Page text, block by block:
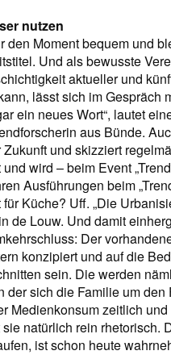
nutzen
den Moment bequem und
Und als bewusste
aktueller und
lässt sich im Gespräch
ein neues Wort“, lautet
aus Bünde.
und skizziert
wird – beim Event
Ausführungen beim
Küche? Uff. „Die
de Louw. Und damit
Der
konzipiert und auf die
sein. Die werden
der sich die Familie um
Medienkonsum zeitlich
natürlich rein rhetorisch.
ist schon heute